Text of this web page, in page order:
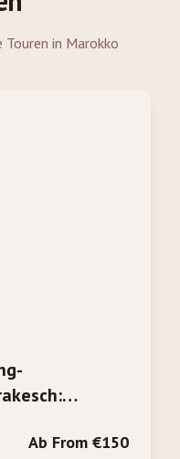
in Marokko
Ab From €150